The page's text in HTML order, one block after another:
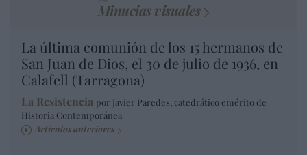
Minucias visuales
La última comunión de los 15 hermanos de
San Juan de Dios, el 30 de julio de 1936, en
Calafell (Tarragona)
La Resistencia por Javier Paredes, catedrático emérito de
Historia Contemporánea
Artículos anteriores